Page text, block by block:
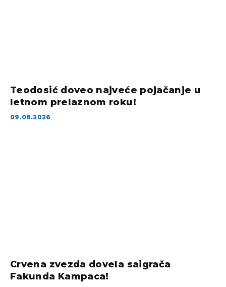
Teodosić doveo najveće pojačanje u
letnom prelaznom roku!
09.08.2026
Crvena zvezda dovela saigrača
Fakunda Kampaca!